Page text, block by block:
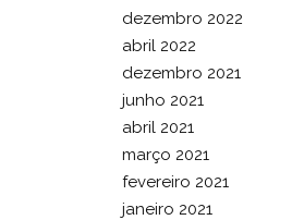
dezembro 2022
abril 2022
dezembro 2021
junho 2021
abril 2021
março 2021
fevereiro 2021
janeiro 2021